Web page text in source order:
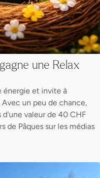
une Relax
énergie et invite à
un peu de chance,
d'une valeur de 40 CHF
de Pâques sur les médias